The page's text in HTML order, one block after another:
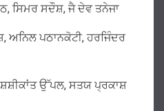
ਸਿਮਰ ਸਦੌਸ਼, ਜੈ ਦੇਵ ਤਨੇਜਾ
ਅਨਿਲ ਪਠਾਨਕੋਟੀ, ਹਰਜਿੰਦਰ
ਸ਼ਸ਼ੀਕਾਂਤ ਉੱਪਲ, ਸਤਯ ਪ੍ਰਕਾਸ਼